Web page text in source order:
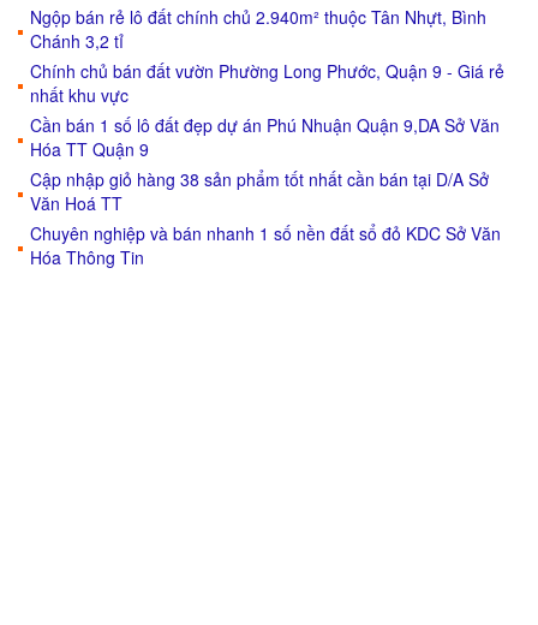
Ngộp bán rẻ lô đất chính chủ 2.940m² thuộc Tân Nhựt, Bình
Chánh 3,2 tỉ
Chính chủ bán đất vườn Phường Long Phước, Quận 9 - Giá rẻ
nhất khu vực
Cần bán 1 số lô đất đẹp dự án Phú Nhuận Quận 9,DA Sở Văn
Hóa TT Quận 9
Cập nhập giỏ hàng 38 sản phẩm tốt nhất cần bán tại D/A Sở
Văn Hoá TT
Chuyên nghiệp và bán nhanh 1 số nền đất sổ đỏ KDC Sở Văn
Hóa Thông Tin